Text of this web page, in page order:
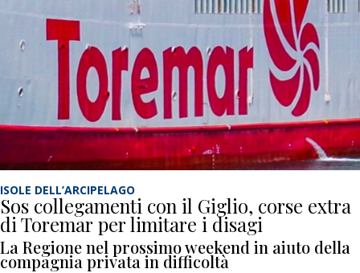
ISOLE DELL’ARCIPELAGO
Sos collegamenti con il Giglio, corse extra
di Toremar per limitare i disagi
La Regione nel prossimo weekend in aiuto della
compagnia privata in difficoltà